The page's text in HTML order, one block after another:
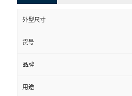
外型尺寸
货号
品牌
用途